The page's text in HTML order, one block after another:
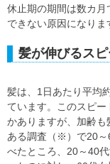
休止期の期間は数カ
できない原因になりま
髪が伸びるス
髪は、1日あたり平均
ています。このスピ
かありますが、加齢も
ある調査（※）で20～
べたところ、20～40